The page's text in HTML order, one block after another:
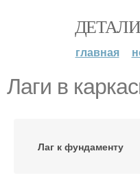
главная
Лаги в
Лаг к фундаменту